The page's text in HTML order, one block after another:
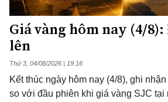
Giá vàng hôm nay (4/
lên
Thứ 3, 04/08/2026 | 19:16
Kết thúc ngày hôm nay (4/8), ghi
so với đầu phiên khi giá vàng SJC tại